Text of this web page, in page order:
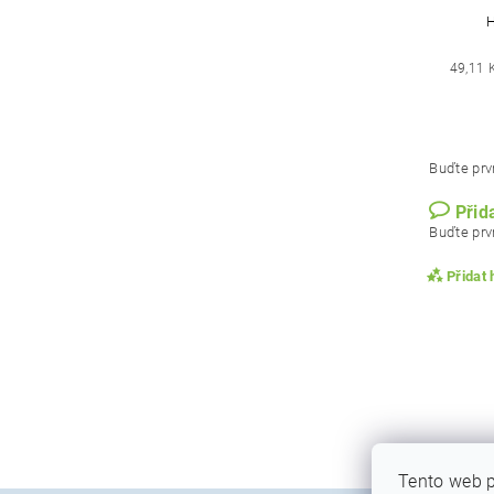
49,11
Buďte
Buďte
Přidat
Tento web